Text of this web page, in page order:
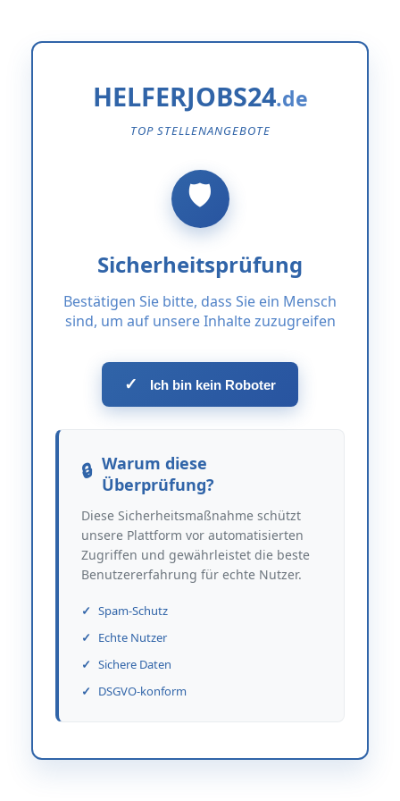
HELFERJOBS24
TOP STELLENANGEBOTE
Sicherheitsprüfung
Bestätigen Sie bitte, dass Sie ein Mensch
sind, um auf unsere Inhalte zuzugreifen
✓ Ich bin kein Roboter
Warum diese
Überprüfung?
Diese Sicherheitsmaßnahme schützt
unsere Plattform vor automatisierten
Zugriffen und gewährleistet die beste
Benutzererfahrung für echte Nutzer.
Spam-Schutz
Echte Nutzer
Sichere Daten
DSGVO-konform